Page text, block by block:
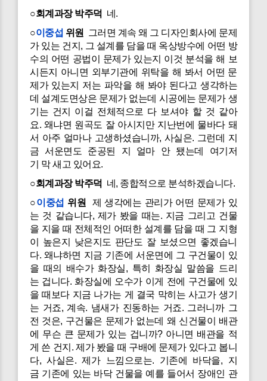
○회계과장 박주덕 네.
○이중섭 위원
그러면 계속 왜 그 디자인회사에 문제
가 있는 건지, 그 설계를 담을 때 옥상방수에 어떤 방
수의 어떤 공법이 문제가 있는지 이것 분석을 해 보
시든지 아니면 외부기관에 위탁을 해 봐서 어떤 문
제가 있는지 저는 파악을 해 봐야 된다고 생각하는
데 설계도면상은 문제가 없는데 시공에는 문제가 생
기는 건지 이걸 전체적으로 다 보셔야 할 것 같아
요. 왜냐면 원곡도 잘 아시지만 지난번에 물바다 돼
서 아주 얼마나 고생하셨습니까, 사실은. 그런데 지
금 서운면도 준공된 지 얼마 안 됐는데 여기저
기 막 새고 있어요.
○회계과장 박주덕 네, 종합적으로 분석하겠습니다.
○이중섭 위원
제 생각에는 관리가 어떤 문제가 있
는 것 같습니다, 제가 봤을 때는. 지금 그리고 건물
을 지을 때 전체적인 어떠한 설계를 담을 때 그 지형
이 높은지 낮은지도 판단도 잘 보셨으면 좋겠습니
다. 왜냐하면 지금 기존에 서운면에 그 구건물이 있
을 때의 배수가 화장실, 특히 화장실 말씀을 드리
는 겁니다. 화장실에 오수가 이게 전에 구건물에 있
을 때보다 지금 나가는 게 결국 막히는 사고가 생기
는 거죠, 계속. 냄새가 진동하는 거죠. 그러니까 그
전 것은, 구건물은 문제가 없는데 왜 신건물이 배관
에 무슨 큰 문제가 있는 겁니까? 아니면 배관을 적
게 쓴 건지. 제가 봤을 때 구배에 문제가 있다고 봅니
다, 사실은. 제가 느낌으로는. 기존에 바닥을, 지
금 기존에 있는 바닥 건물을 예를 들어서 장애인 관